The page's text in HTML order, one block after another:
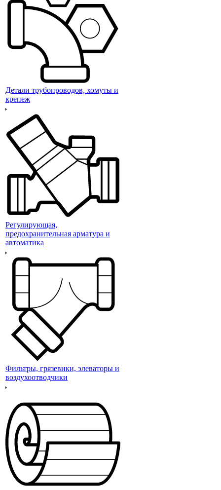
Детали трубопроводов, хомуты и
крепеж
Регулирующая,
предохранительная арматура и
автоматика
Фильтры, грязевики, элеваторы и
воздухоотводчики